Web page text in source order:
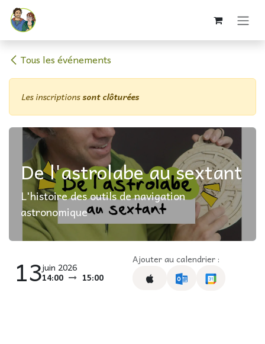
Se rendre au contenu
Tous les événements
Les inscriptionssont clôturées
De l'astrolabe au sextant
L'histoire des outils de navigation
astronomique
13juin 2026
14:00 15:00
Ajouter au calendrier :